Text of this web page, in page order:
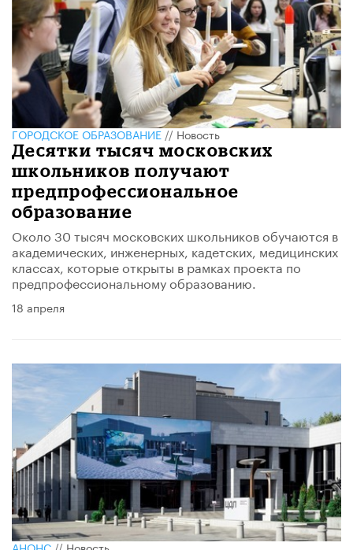
ГОРОДСКОЕ ОБРАЗОВАНИЕ//Новость
Десятки тысяч московских
школьников получают
предпрофессиональное
образование
Около 30 тысяч московских школьников обучаются в
академических, инженерных, кадетских, медицинских
классах, которые открыты в рамках проекта по
предпрофессиональному образованию.
18 апреля